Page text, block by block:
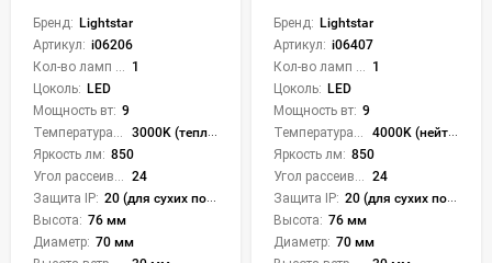
Бренд: Lightstar
Артикул: i06206
1
Цоколь: LED
Мощность вт: 9
3000K (теплый)
Яркость лм: 850
24
Защита IP: 20 (для сухих пом.)
Высота: 76 мм
Диаметр: 70 мм
Бренд: Lightstar
Артикул: i06407
1
Цоколь: LED
Мощность вт: 9
4000K (нейтральный)
Яркость лм: 850
24
Защита IP: 20 (для сухих пом.)
Высота: 76 мм
Диаметр: 70 мм